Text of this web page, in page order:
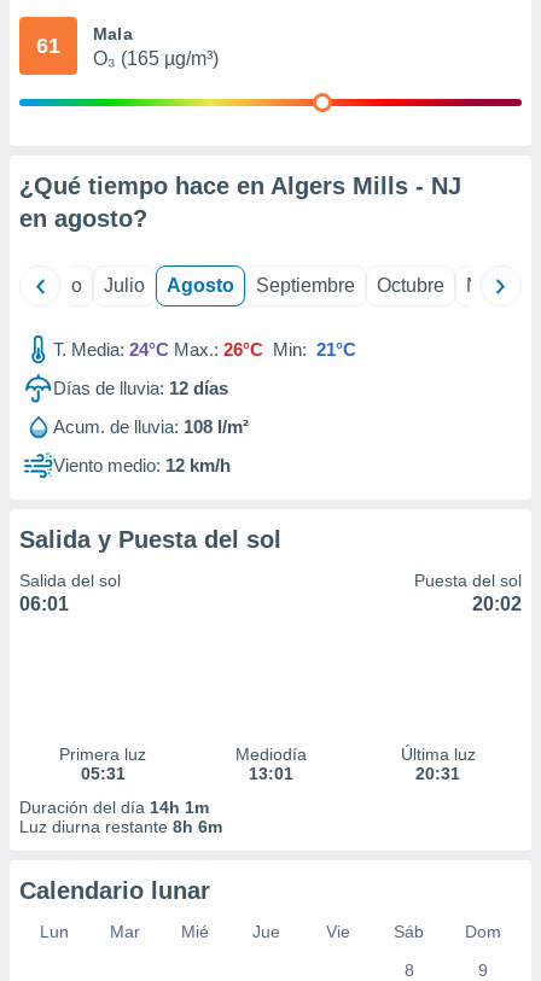
mediante
publicidad
1199
61 Mala
O₃ (165 µg/m³)
¿Qué tiempo hace en Algers Mills - NJ
en agosto?
Junio Julio Agosto Septiembre Octubre
T. Media: 24°C Max.: 26°C Min: 21°C
Días de lluvia: 12 días
Acum. de lluvia: 108 l/m²
Viento medio: 12 km/h
Salida y Puesta del sol
Salida del sol
06:01
Puesta del sol
20:02
Primera luz
05:31
Mediodía
13:01
Última luz
20:31
Duración del día 14h 1m
Luz diurna restante 8h 6m
Calendario lunar
Lun Mar Mié Jue Vie Sáb
Dom
8
9